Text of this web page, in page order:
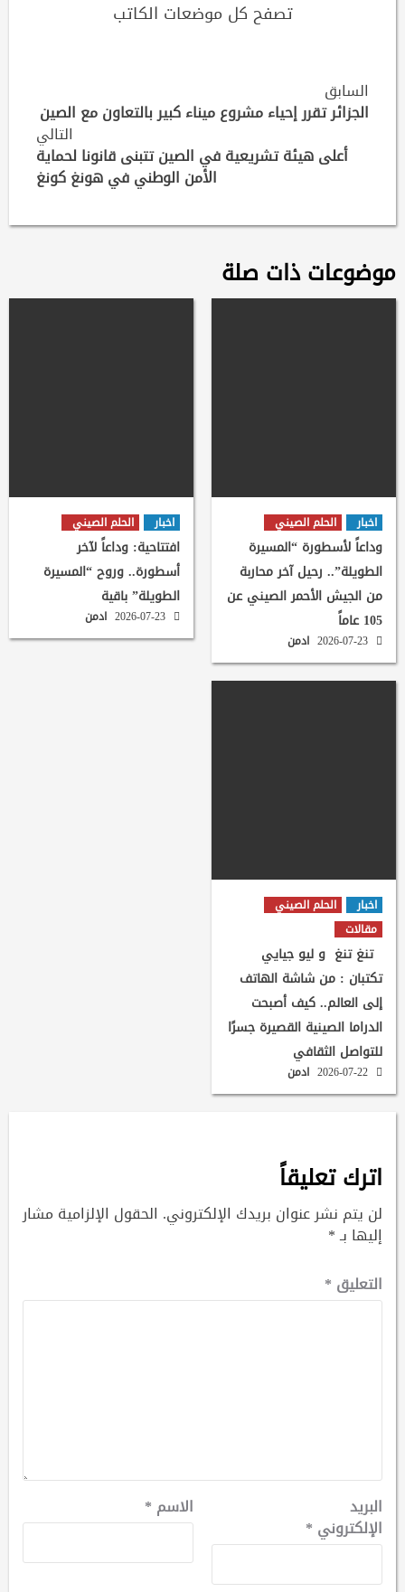
تصفح كل موضعات الكاتب
Continue
Reading
السابق
الجزائر تقرر إحياء مشروع ميناء كبير بالتعاون مع الصين
التالي
أعلى هيئة تشريعية في الصين تتبنى قانونا لحماية
الأمن الوطني في هونغ كونغ
موضوعات ذات صلة
اخبار الحلم الصيني
وداعاً لأسطورة “المسيرة
الطويلة”.. رحيل آخر محاربة
من الجيش الأحمر الصيني عن
105 عاماً
ادمن
اخبار الحلم الصيني
افتتاحية: وداعاً لآخر
أسطورة.. وروح “المسيرة
الطويلة” باقية
ادمن
اخبار
الحلم الصيني
مقالات
تنغ تنغ و ليو جيايي
تكتبان : من شاشة الهاتف
إلى العالم.. كيف أصبحت
الدراما الصينية القصيرة جسرًا
للتواصل الثقافي
ادمن
اترك تعليقاً
لن يتم نشر عنوان بريدك الإلكتروني. الحقول الإلزامية مشار
إليها بـ*
التعليق *
الاسم * البريد
الإلكتروني *